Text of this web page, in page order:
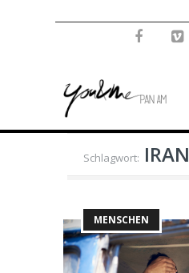
Schlagwort: IRAN
MENSCHEN